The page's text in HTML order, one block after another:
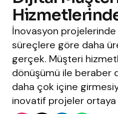
İnovasyon
süreçlere göre daha
gerçek. Müşteri
dönüşümü ile beraber
daha çok içine
inovatif projeler ortaya